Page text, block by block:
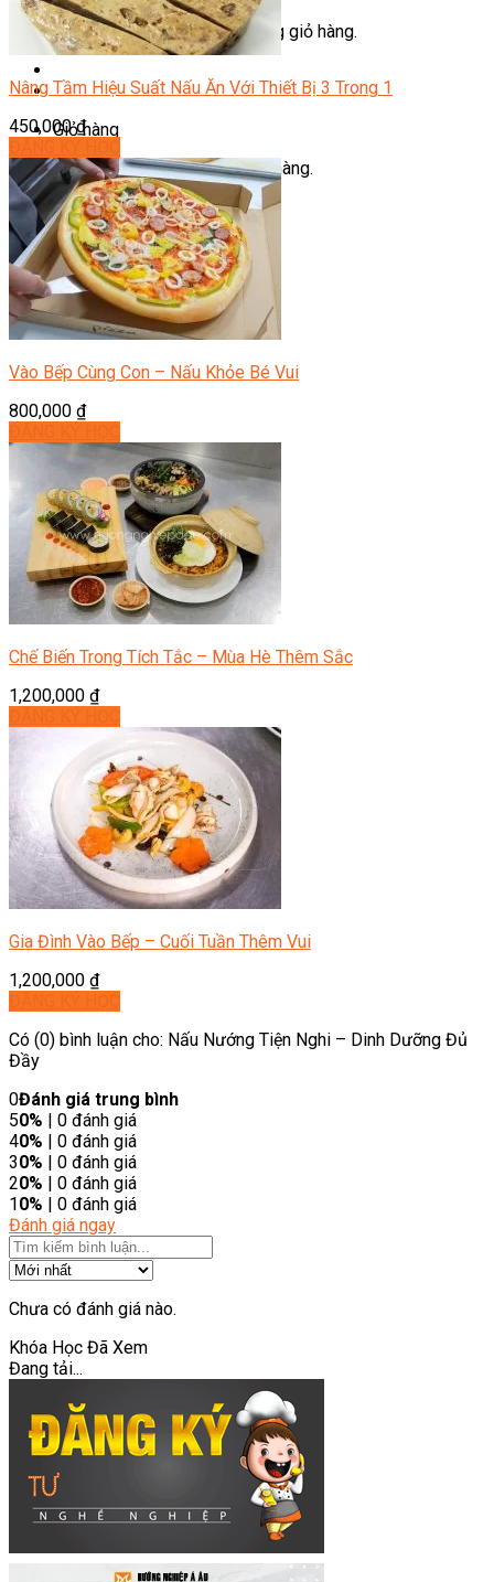
Chưa có sản phẩm trong giỏ hàng.
Giỏ hàng
Chưa có sản phẩm trong giỏ hàng.
Nâng Tầm Hiệu Suất Nấu Ăn Với Thiết Bị 3 Trong 1
450,000₫
Vào Bếp Cùng Con – Nấu Khỏe Bé Vui
800,000 ₫
Chế Biến Trong Tích Tắc – Mùa Hè Thêm Sắc
1,200,000 ₫
Gia Đình Vào Bếp – Cuối Tuần Thêm Vui
1,200,000 ₫
Có (0) bình luận cho: Nấu Nướng Tiện Nghi – Dinh Dưỡng Đủ
Đầy
0Đánh giá trung bình
50% | 0 đánh giá
40% | 0 đánh giá
30% | 0 đánh giá
20% | 0 đánh giá
10% | 0 đánh giá
Đánh giá ngay
Chưa có đánh giá nào.
Khóa Học Đã Xem
Đang tải...